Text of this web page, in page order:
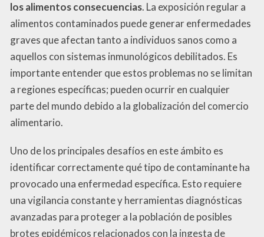
los alimentos consecuencias. La exposición regular a
alimentos contaminados puede generar enfermedades
graves que afectan tanto a individuos sanos como a
aquellos con sistemas inmunológicos debilitados. Es
importante entender que estos problemas no se limitan
a regiones específicas; pueden ocurrir en cualquier
parte del mundo debido a la globalización del comercio
alimentario.
Uno de los principales desafíos en este ámbito es
identificar correctamente qué tipo de contaminante ha
provocado una enfermedad específica. Esto requiere
una vigilancia constante y herramientas diagnósticas
avanzadas para proteger a la población de posibles
brotes epidémicos relacionados con la ingesta de